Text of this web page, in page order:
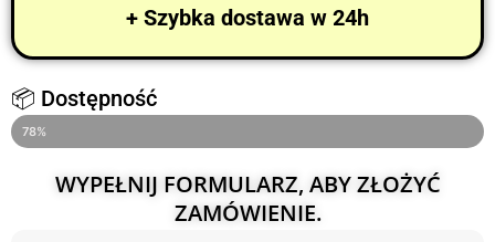
+ Szybka dostawa w 24h
📦 Dostępność
OSTATNIE 4 SZTUKI NA STANIE
78%
WYPEŁNIJ FORMULARZ, ABY ZŁOŻYĆ
ZAMÓWIENIE.